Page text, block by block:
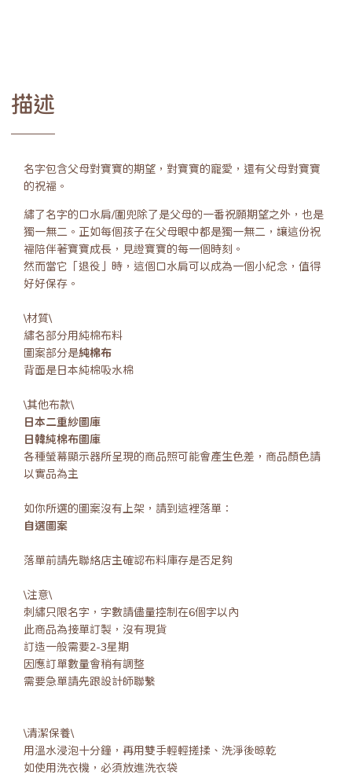
描述
名字包含父母對寶寶的期望，對寶寶的寵愛，還有父母對寶寶
的祝福。
繡了名字的口水肩/圍兜除了是父母的一番祝願期望之外，也是
獨一無二。正如每個孩子在父母眼中都是獨一無二，讓這份祝
福陪伴著寶寶成長，見證寶寶的每一個時刻。
然而當它「退役」時，這個口水肩可以成為一個小紀念，值得
好好保存。
\材質\
繡名部分用純棉布料
圖案部分是純棉布
背面是日本純棉吸水棉
\其他布款\
日本二重紗圖庫
日韓純棉布圖庫
各種螢幕顯示器所呈現的商品照可能會產生色差，商品顏色請
以實品為主
如你所選的圖案沒有上架，請到這裡落單：
自選圖案
落單前請先聯絡店主確認布料庫存是否足夠
\注意\
刺繡只限名字，字數請儘量控制在6個字以內
此商品為接單訂製，沒有現貨
訂造一般需要2-3星期
因應訂單數量會稍有調整
需要急單請先跟設計師聯繫
\清潔保養\
用溫水浸泡十分鐘，再用雙手輕輕搓揉、洗淨後晾乾
如使用洗衣機，必須放進洗衣袋